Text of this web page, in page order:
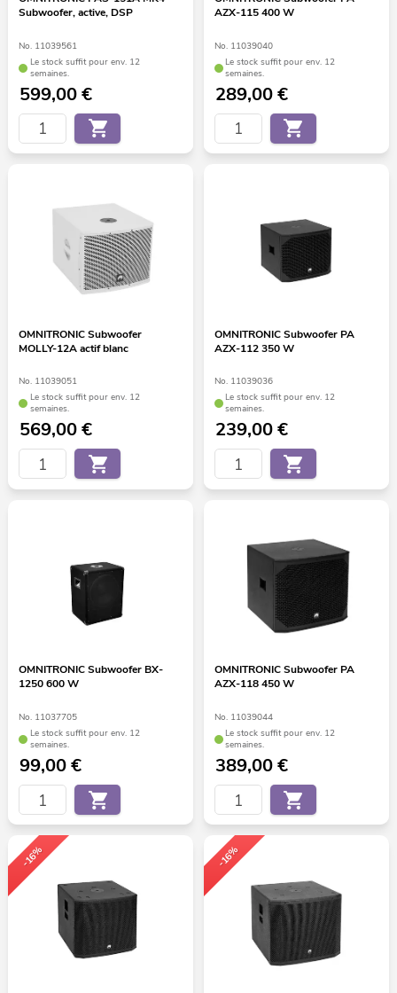
Subwoofer, active, DSP
No. 11039561
Le stock suffit pour env. 12
semaines.
599,00€
AZX-115 400 W
No. 11039040
Le stock suffit pour env. 12
semaines.
289,00€
OMNITRONIC Subwoofer
MOLLY-12A actif blanc
No. 11039051
Le stock suffit pour env. 12
semaines.
569,00€
OMNITRONIC Subwoofer PA
AZX-112 350 W
No. 11039036
Le stock suffit pour env. 12
semaines.
239,00€
OMNITRONIC Subwoofer BX-
1250 600 W
No. 11037705
Le stock suffit pour env. 12
semaines.
99,00€
OMNITRONIC Subwoofer PA
AZX-118 450 W
No. 11039044
Le stock suffit pour env. 12
semaines.
389,00€
-16% -16%